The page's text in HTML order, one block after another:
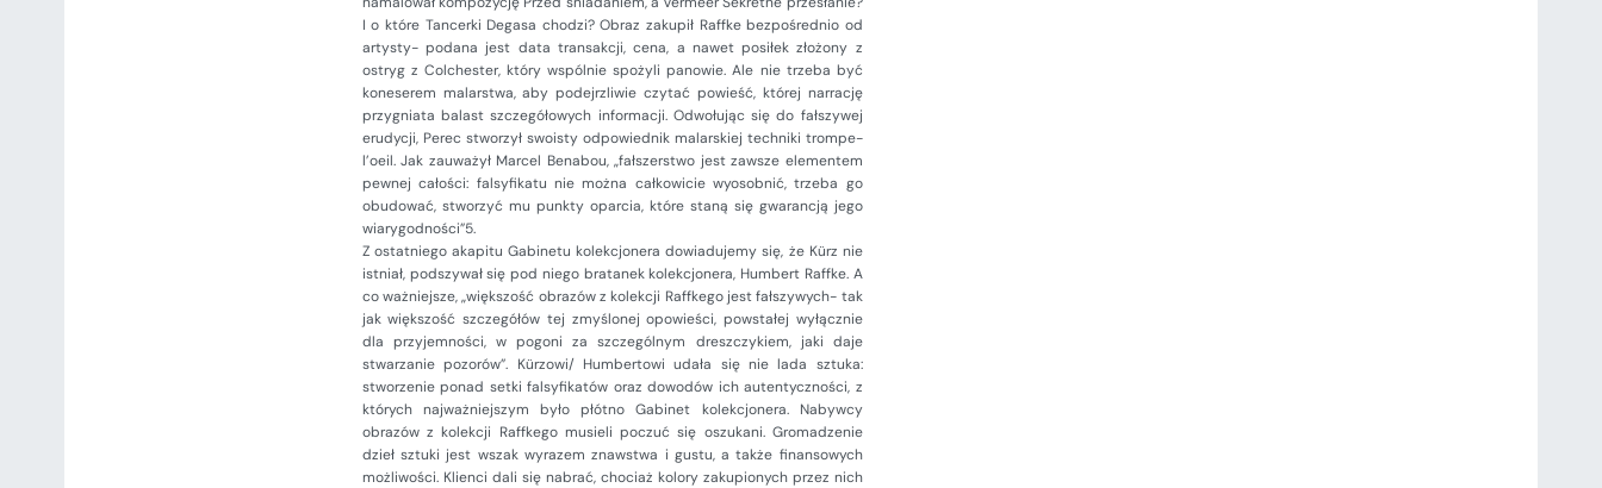
I o które Tancerki Degasa chodzi? Obraz zakupił Raffke bezpośrednio od
artysty- podana jest data transakcji, cena, a nawet posiłek złożony z
ostryg z Colchester, który wspólnie spożyli panowie. Ale nie trzeba być
koneserem malarstwa, aby podejrzliwie czytać powieść, której narrację
przygniata balast szczegółowych informacji. Odwołując się do fałszywej
erudycji, Perec stworzył swoisty odpowiednik malarskiej techniki trompe-
l’oeil. Jak zauważył Marcel Benabou, „fałszerstwo jest zawsze elementem
pewnej całości: falsyfikatu nie można całkowicie wyosobnić, trzeba go
obudować, stworzyć mu punkty oparcia, które staną się gwarancją jego
wiarygodności”5.
Z ostatniego akapitu Gabinetu kolekcjonera dowiadujemy się, że Kürz nie
istniał, podszywał się pod niego bratanek kolekcjonera, Humbert Raffke. A
co ważniejsze, „większość obrazów z kolekcji Raffkego jest fałszywych- tak
jak większość szczegółów tej zmyślonej opowieści, powstałej wyłącznie
dla przyjemności, w pogoni za szczególnym dreszczykiem, jaki daje
stwarzanie pozorów”. Kürzowi/ Humbertowi udała się nie lada sztuka:
stworzenie ponad setki falsyfikatów oraz dowodów ich autentyczności, z
których najważniejszym było płótno Gabinet kolekcjonera. Nabywcy
obrazów z kolekcji Raffkego musieli poczuć się oszukani. Gromadzenie
dzieł sztuki jest wszak wyrazem znawstwa i gustu, a także finansowych
możliwości. Klienci dali się nabrać, chociaż kolory zakupionych przez nich